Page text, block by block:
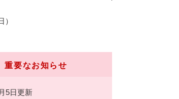
重要なお知らせ
5日更新